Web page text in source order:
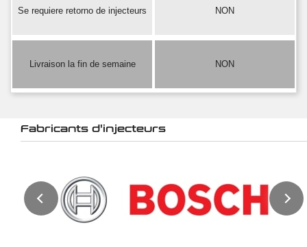
Se requiere retorno de injecteurs NON
Livraison la fin de semaine NON
Fabricants d'injecteurs